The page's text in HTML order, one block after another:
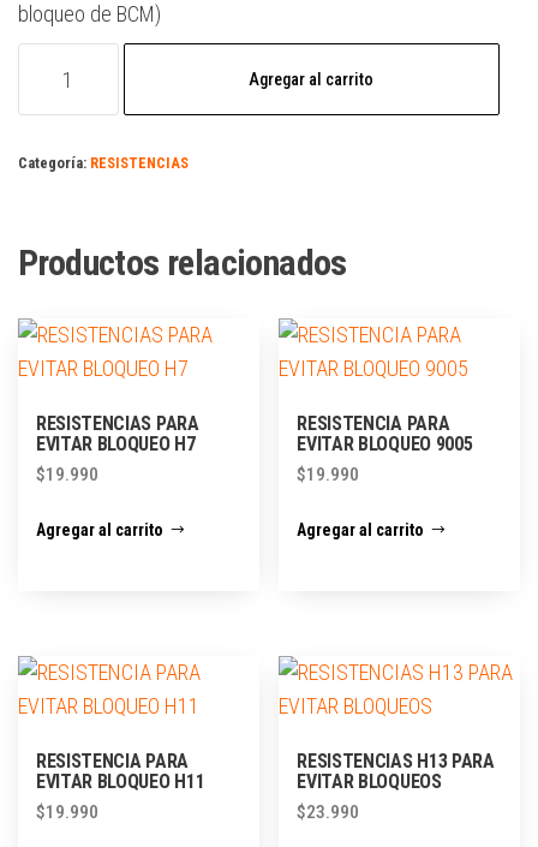
bloqueo de BCM)
Agregar al carrito
Categoría: RESISTENCIAS
Productos relacionados
RESISTENCIAS PARA
EVITAR BLOQUEO H7
$19.990
Agregar al carrito
RESISTENCIA PARA
EVITAR BLOQUEO 9005
$19.990
Agregar al carrito
RESISTENCIA PARA
EVITAR BLOQUEO H11
$19.990
RESISTENCIAS H13 PARA
EVITAR BLOQUEOS
$23.990